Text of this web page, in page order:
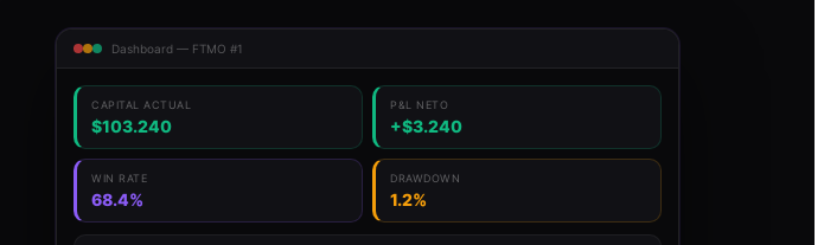
Dashboard — FTMO #1
CAPITAL ACTUAL
$103.240
P&L NETO
+$3.240
WIN RATE
68.4%
DRAWDOWN
1.2%